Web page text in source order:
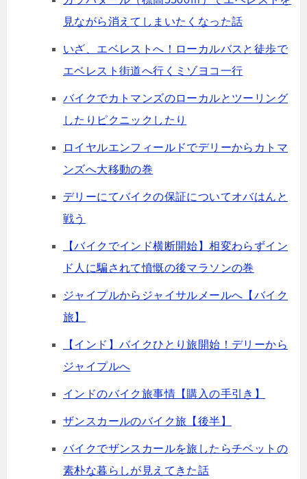
見ながら消えてしまいたくなった話
いざ、エベレストへ！ローカルバスと徒歩で
エベレスト街道へ行くミゾヨコ一行
バイクでカトマンズのローカルとツーリング
したりピクニックしたり
ロイヤルエンフィールドでデリーからカトマ
ンズへ大移動の巻
デリーにてバイクの保証についてオバはんと
戦う
【バイクでインド横断開始】相変わらずイン
ド人に騙されて憤慨の後マラソンの巻
ジャイプルからジャイサルメールへ【バイク
旅】
【インド】バイクひとり旅開始！デリーから
ジャイプルへ
インドのバイク旅事情【購入の手引き】
ザンスカールのバイク旅【後半】
バイクでザンスカールを旅したらチベットの
素朴な暮らしが見えてきた話